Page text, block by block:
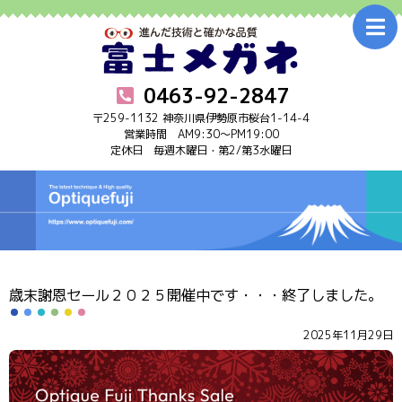
0463-92-2847
〒259-1132 神奈川県伊勢原市桜台1-14-4
営業時間 AM9:30～PM19:00
定休日 毎週木曜日・第2/第3水曜日
ホーム
Information
アフターケア
補聴器 Hearing aid
店舗案内･アクセス Shop info
歳末謝恩セール２０２５開催中です・・・終了しました。
2025年11月29日